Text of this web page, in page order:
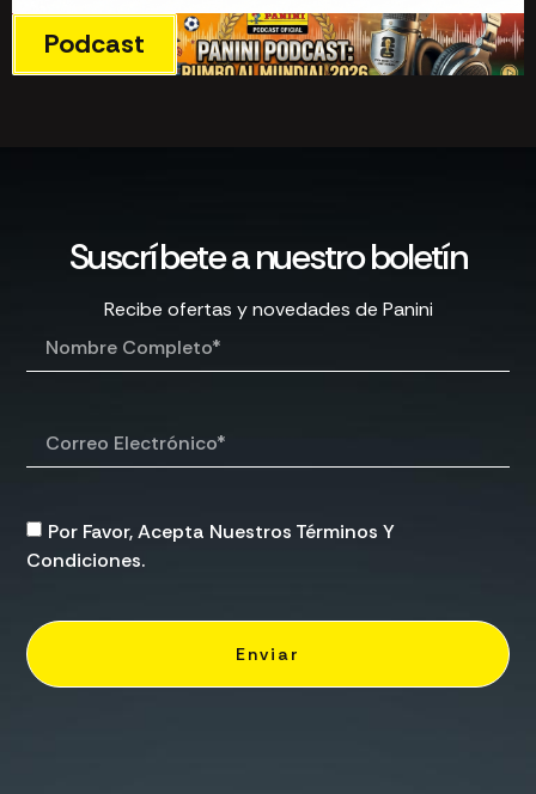
Podcast
Suscríbete a nuestro boletín
Recibe ofertas y novedades de Panini
Por Favor, Acepta Nuestros Términos Y
Condiciones.
Enviar